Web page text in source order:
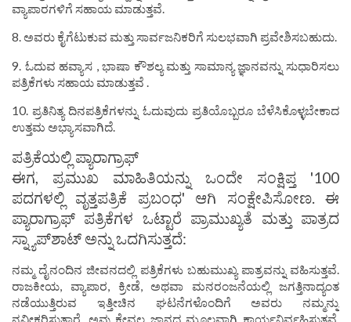
ವ್ಯಾಪಾರಗಳಿಗೆ ಸಹಾಯ ಮಾಡುತ್ತವೆ.
8. ಅವರು ಕೈಗೆಟುಕುವ ಮತ್ತು ಸಾರ್ವಜನಿಕರಿಗೆ ಸುಲಭವಾಗಿ ಪ್ರವೇಶಿಸಬಹುದು.
9. ಓದುವ ಹವ್ಯಾಸ , ಭಾಷಾ ಕೌಶಲ್ಯ ಮತ್ತು ಸಾಮಾನ್ಯ ಜ್ಞಾನವನ್ನು ಸುಧಾರಿಸಲು
ಪತ್ರಿಕೆಗಳು ಸಹಾಯ ಮಾಡುತ್ತವೆ .
10. ಪ್ರತಿನಿತ್ಯ ದಿನಪತ್ರಿಕೆಗಳನ್ನು ಓದುವುದು ಪ್ರತಿಯೊಬ್ಬರೂ ಬೆಳೆಸಿಕೊಳ್ಳಬೇಕಾದ
ಉತ್ತಮ ಅಭ್ಯಾಸವಾಗಿದೆ.
ಪತ್ರಿಕೆಯಲ್ಲಿ ಪ್ಯಾರಾಗ್ರಾಫ್
ಈಗ, ಪ್ರಮುಖ ಮಾಹಿತಿಯನ್ನು ಒಂದೇ ಸಂಕ್ಷಿಪ್ತ '100
ಪದಗಳಲ್ಲಿ ವೃತ್ತಪತ್ರಿಕೆ ಪ್ರಬಂಧ' ಆಗಿ ಸಂಕ್ಷೇಪಿಸೋಣ. ಈ
ಪ್ಯಾರಾಗ್ರಾಫ್ ಪತ್ರಿಕೆಗಳ ಒಟ್ಟಾರೆ ಪ್ರಾಮುಖ್ಯತೆ ಮತ್ತು ಪಾತ್ರದ
ಸ್ನ್ಯಾಪ್‌ಶಾಟ್ ಅನ್ನು ಒದಗಿಸುತ್ತದೆ:
ನಮ್ಮ ದೈನಂದಿನ ಜೀವನದಲ್ಲಿ ಪತ್ರಿಕೆಗಳು ಬಹುಮುಖ್ಯ ಪಾತ್ರವನ್ನು ವಹಿಸುತ್ತವೆ.
ರಾಜಕೀಯ, ವ್ಯಾಪಾರ, ಕ್ರೀಡೆ, ಅಥವಾ ಮನರಂಜನೆಯಲ್ಲಿ ಜಗತ್ತಿನಾದ್ಯಂತ
ನಡೆಯುತ್ತಿರುವ ಇತ್ತೀಚಿನ ಘಟನೆಗಳೊಂದಿಗೆ ಅವರು ನಮ್ಮನ್ನು
ನವೀಕರಿಸುತ್ತಾರೆ. ಅವು ಕೇವಲ ಜ್ಞಾನದ ಮೂಲವಾಗಿ ಕಾರ್ಯನಿರ್ವಹಿಸುತ್ತವೆ,